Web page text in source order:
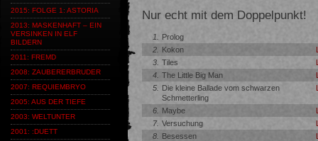
2015: FOLGE 1: ASTORIA
2013: MASKENHAFT – EIN
VERSINKEN IN ELF
BILDERN
2011: FREMD
2008: ZAUBERERBRUDER
2007: REQUIEMBRYO
2005: AUS DER TIEFE
2003: WELTUNTER
2001: :DUETT
Nur echt mit dem Doppelpunkt!
1.
Prolog
2.
Kokon
3. Tiles
4. The Little Big Man
5.
Die kleine Ballade vom schwarzen
Schmetterling
6. Maybe
7. Versuchung
8.
Besessen